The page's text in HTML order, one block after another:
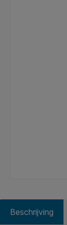
Beschrijving